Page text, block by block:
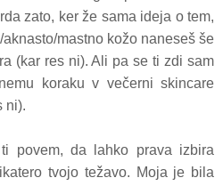
zato, ker že sama ideja o tem,
mastno kožo naneseš še
(kar res ni). Ali pa se ti zdi sam
koraku v večerni skincare
ni).
povem, da lahko prava izbira
tvojo težavo. Moja je bila